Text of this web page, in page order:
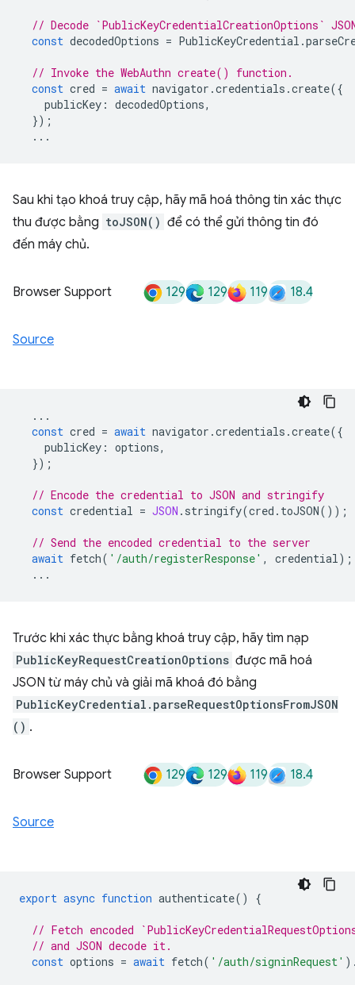
// Decode `PublicKeyCredentialCreationOptions`
const decodedOptions = PublicKeyCredential .
// Invoke the WebAuthn create() function.
const cred = await navigator .credentials .create({
publicKey : decodedOptions,
});
...
Sau khi tạo khoá truy cập, hãy mã hoá thông tin xác thực
thu được bằng toJSON() để có thể gửi thông tin đó
đến máy chủ.
Browser Support 129 129 119 18.4
Source
...
const cred = await navigator .credentials .create({
publicKey : options,
});
// Encode the credential to JSON and stringify
const credential = JSON . stringify(cred . toJSON());
// Send the encoded credential to the server
await fetch( '/auth/registerResponse' , credential);
...
Trước khi xác thực bằng khoá truy cập, hãy tìm nạp
PublicKeyRequestCreationOptions được mã hoá
JSON từ máy chủ và giải mã khoá đó bằng
PublicKeyCredential.parseRequestOptionsFromJSON
() .
Browser Support 129 129 119 18.4
Source
export async function authenticate() {
// Fetch encoded
// and JSON decode it.
const options = await fetch( '/auth/signinRequest'